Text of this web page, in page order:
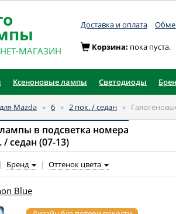
МАГАЗИН
Доставка и оплата
Корзина: пока пуста.
Ксеноновые лампы Светодиоды
Mazda » 6 » 2 пок. / седан »
в подсветка номера
/ седан (07-13)
| Бренд | Оттенок цвета
Blue